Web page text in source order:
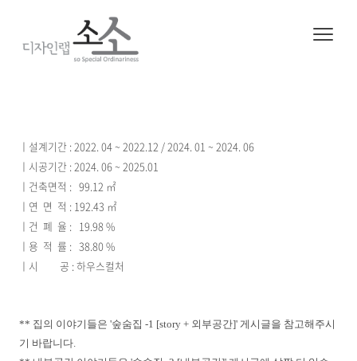
ㅣ설계기간 : 2022. 04 ~ 2022.12 / 2024. 01 ~ 2024. 06
ㅣ시공기간 : 2024. 06 ~ 2025.01
ㅣ건축면적 : 99.12 ㎡
ㅣ연 면 적 : 192.43 ㎡
ㅣ건 폐 율 : 19.98 %
ㅣ용 적 률 : 38.80 %
ㅣ시 공 : 하우스컬처
** 집의 이야기들은 '숲숨집 -1 [story + 외부공간]' 게시글을 참고해주시
기 바랍니다.